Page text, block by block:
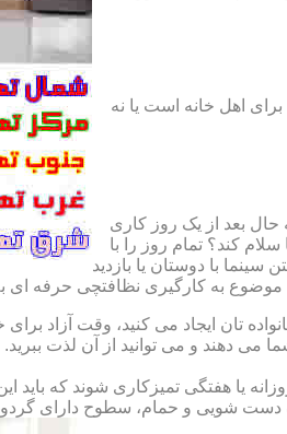
برای اهل خانه است یا نه
حال بعد از یک روز کاری
کند؟ تمام روز را با
با دوستان یا بازدید
موضوع به کارگیری نظافتچی حرفه ای
تان ایجاد می کنید، وقت آزاد
دهند و می توانید از آن لذت
یا هفتگی تمیزکاری شوند که
و حمام، سطوح دارای